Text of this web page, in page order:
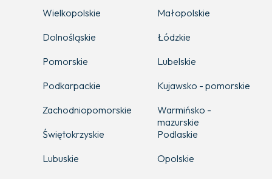
Wielkopolskie
Małopolskie
Dolnośląskie
Łódzkie
Pomorskie
Lubelskie
Podkarpackie
Kujawsko - pomorskie
Zachodniopomorskie
Warmińsko -
mazurskie
Świętokrzyskie
Podlaskie
Lubuskie
Opolskie